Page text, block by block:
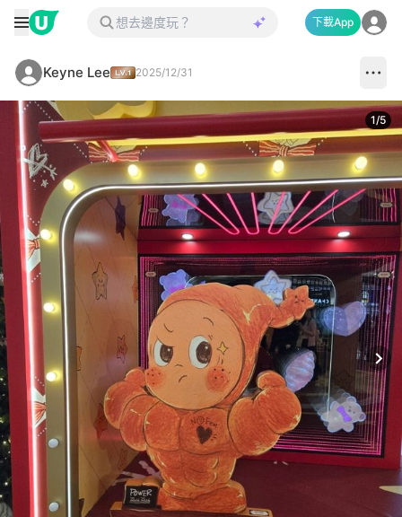
下載App
Keyne Lee 2025/12/31
1/5